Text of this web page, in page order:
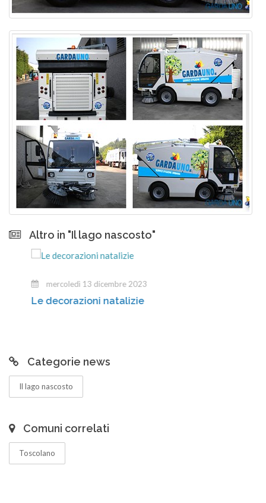
Altro in "Il lago nascosto"
mercoledì 13 dicembre 2023
Le decorazioni natalizie
Categorie news
Il lago nascosto
Comuni correlati
Toscolano